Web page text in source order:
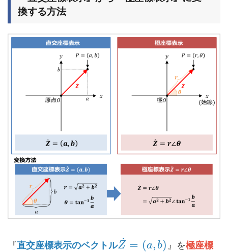
換する方法
『直交座標表示のベクトルZ
˙ = (a, b) 』を極座標